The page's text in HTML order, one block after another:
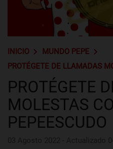
INICIO
MUNDO PEPE
PROTÉGETE DE LLAMADAS
PROTÉGETE
MOLESTAS
PEPEESCUDO